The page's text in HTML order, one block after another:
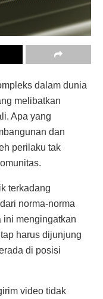
dalam dunia
melibatkan
Apa yang
dan
perilaku tak
terkadang
norma-norma
ini mengingatkan
harus dijunjung
di posisi
video tidak